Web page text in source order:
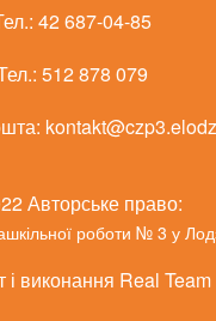
42 687-04-85
512 878 079
Авторське право:
роботи № 3 у
і виконання Real Team